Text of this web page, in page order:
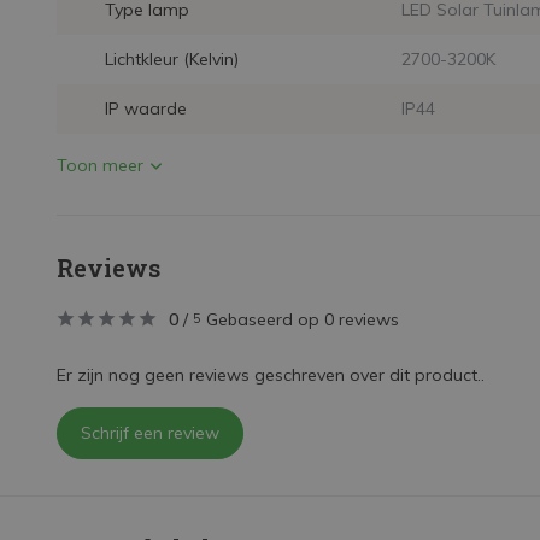
Type lamp LED Solar
Lichtkleur (Kelvin) 2700-3200K
IP waarde IP44
Toon meer
Reviews
0 / 5 Gebaseerd op 0 reviews
Er zijn nog geen reviews geschreven over dit product..
Schrijf een review